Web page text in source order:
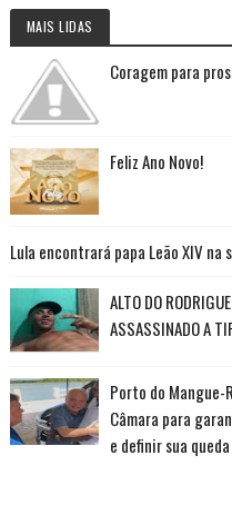
MAIS LIDAS
Coragem para
Feliz Ano Novo!
Lula encontrará papa Leão XIV
ALTO DO
ASSASSINADO A
Porto do Mangue-
Câmara para
e definir sua queda